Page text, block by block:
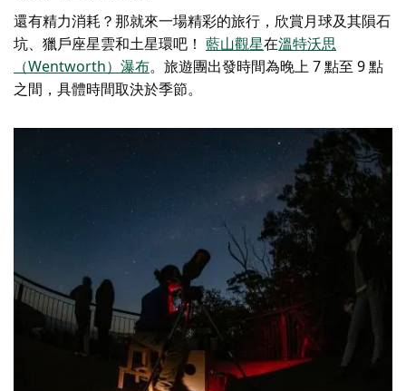
還有精力消耗？那就來一場精彩的旅行，欣賞月球及其隕石
坑、獵戶座星雲和土星環吧！ 藍山觀星在溫特沃思
（Wentworth）瀑布。旅遊團出發時間為晚上 7 點至 9 點
之間，具體時間取決於季節。